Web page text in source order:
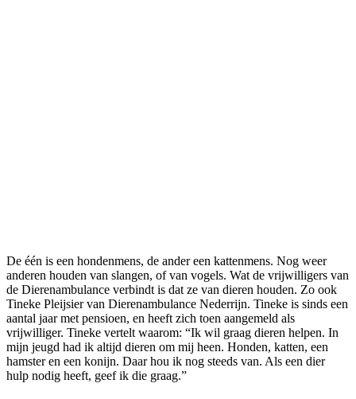
De één is een hondenmens, de ander een kattenmens. Nog weer
anderen houden van slangen, of van vogels. Wat de vrijwilligers van
de Dierenambulance verbindt is dat ze van dieren houden. Zo ook
Tineke Pleijsier van Dierenambulance Nederrijn. Tineke is sinds een
aantal jaar met pensioen, en heeft zich toen aangemeld als
vrijwilliger. Tineke vertelt waarom: “Ik wil graag dieren helpen. In
mijn jeugd had ik altijd dieren om mij heen. Honden, katten, een
hamster en een konijn. Daar hou ik nog steeds van. Als een dier
hulp nodig heeft, geef ik die graag.”